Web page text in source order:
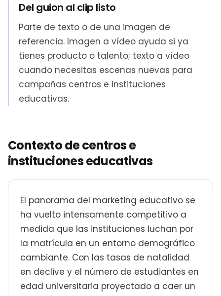
Del guion al clip listo
Parte de texto o de una imagen de
referencia. Imagen a vídeo ayuda si ya
tienes producto o talento; texto a vídeo
cuando necesitas escenas nuevas para
campañas centros e instituciones
educativas.
Contexto de centros e
instituciones educativas
El panorama del marketing educativo se
ha vuelto intensamente competitivo a
medida que las instituciones luchan por
la matrícula en un entorno demográfico
cambiante. Con las tasas de natalidad
en declive y el número de estudiantes en
edad universitaria proyectado a caer un